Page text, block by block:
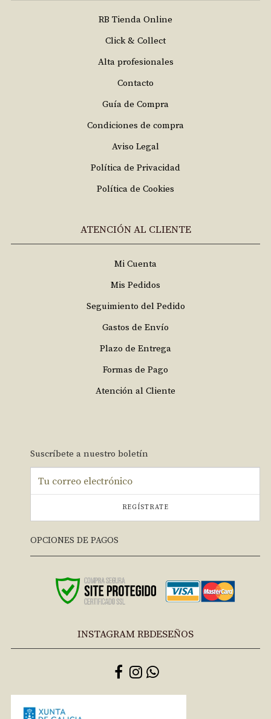
RB Tienda Online
Click & Collect
Alta profesionales
Contacto
Guía de Compra
Condiciones de compra
Aviso Legal
Política de Privacidad
Política de Cookies
ATENCIÓN AL CLIENTE
Mi Cuenta
Mis Pedidos
Seguimiento del Pedido
Gastos de Envío
Plazo de Entrega
Formas de Pago
Atención al Cliente
Suscríbete a nuestro boletín
REGÍSTRATE
OPCIONES DE PAGOS
INSTAGRAM RBDESEÑOS